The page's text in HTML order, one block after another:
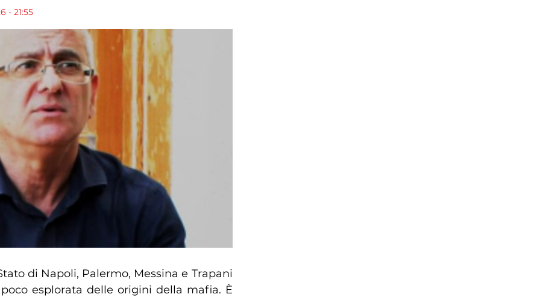
- 21:55
di Napoli, Palermo, Messina e Trapani
esplorata delle origini della mafia. È